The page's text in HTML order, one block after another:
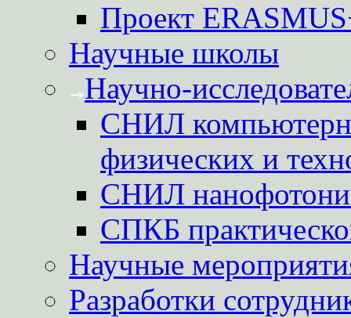
Проект
Научные школы
Научно-
СНИЛ
физических и
СНИЛ
СПКБ
Научные
Разработки